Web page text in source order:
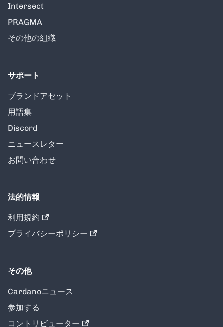
Intersect
PRAGMA
その他の組織
サポート
ブランドアセット
用語集
Discord
ニュースレター
お問い合わせ
法的情報
利用規約
プライバシーポリシー
その他
Cardanoニュース
参加する
コントリビューター